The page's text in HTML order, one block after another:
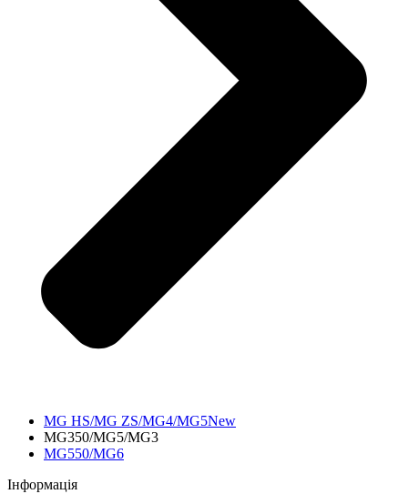
MG HS/MG ZS/MG4/MG5New
MG350/MG5/MG3
MG550/MG6
Інформація